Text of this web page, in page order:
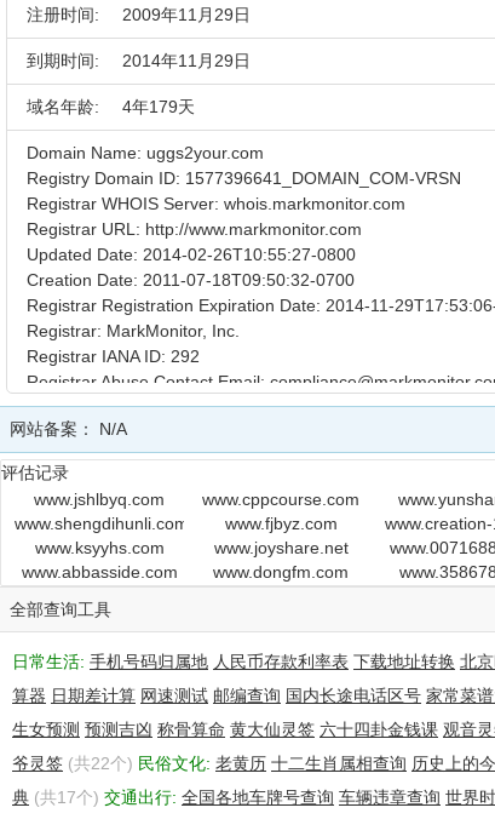
注册时间: 2009年11月29日
到期时间: 2014年11月29日
域名年龄: 4年179天
Domain Name: uggs2your.com
Registry Domain ID: 1577396641_DOMAIN_COM-VRSN
Registrar WHOIS Server: whois.markmonitor.com
Registrar URL: http://www.markmonitor.com
Updated Date: 2014-02-26T10:55:27-0800
Creation Date: 2011-07-18T09:50:32-0700
Registrar Registration Expiration Date: 2014-11-
Registrar: MarkMonitor, Inc.
Registrar IANA ID: 292
Registrar Abuse Contact Email:
Registrar Abuse Contact Phone: +1.2083895740
Domain Status: clientUpdateProhibited
Domain Status: clientTransferProhibited
Domain Status: clientDeleteProhibited
Registry Registrant ID:
Registrant Name: John Kalinich
Registrant Organization: Deckers Outdoor Corporation
Registrant Street: 495-A South Fairview Avenue
Registrant City: Goleta
Registrant State/Province: CA
Registrant Postal Code: 93117
Registrant Country: US
Registrant Phone Ext:
Registrant Fax: +1.9287796004
Registrant Fax Ext:
网站备案： N/A
评估记录
www.jshlbyq.com
www.cppcourse.com
www.shengdihunli.com
www.fjbyz.com
www.ksyyhs.com
www.joyshare.net
www.abbasside.com
www.dongfm.com
全部查询工具
日常生活: 手机号码归属地 人民币存款利率表 下载地址转换 北
算器 日期差计算 网速测试 邮编查询 国内长途电话区号 家常菜
生女预测 预测吉凶 称骨算命 黄大仙灵签 六十四卦金钱课 观音
爷灵签 (共22个) 民俗文化: 老黄历 十二生肖属相查询 历史上的
典 (共17个) 交通出行: 全国各地车牌号查询 车辆违章查询 世界